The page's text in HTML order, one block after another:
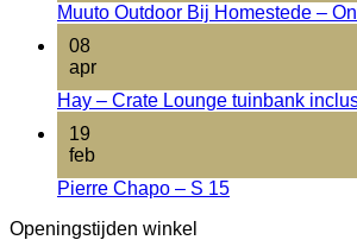
Muuto Outdoor Bij Homestede –
08
apr
Hay – Crate Lounge tuinbank
19
feb
Pierre Chapo – S 15
Openingstijden winkel